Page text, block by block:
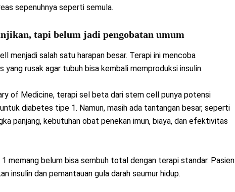
sepenuhnya seperti semula.
tapi belum jadi pengobatan umum
menjadi salah satu harapan besar. Terapi ini mencoba
rusak agar tubuh bisa kembali memproduksi insulin.
of Medicine, terapi sel beta dari stem cell punya potensi
diabetes tipe 1. Namun, masih ada tantangan besar, seperti
panjang, kebutuhan obat penekan imun, biaya, dan efektivitas
memang belum bisa sembuh total dengan terapi standar. Pasien
insulin dan pemantauan gula darah seumur hidup.